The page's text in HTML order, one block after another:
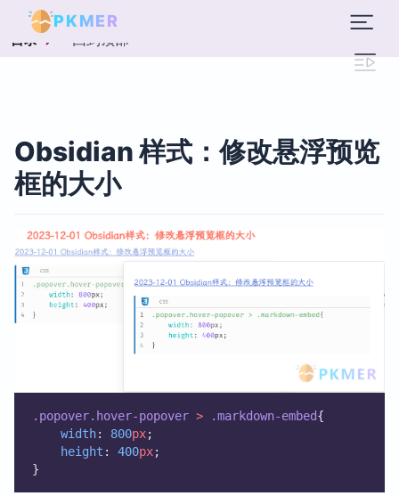
PKMER
目录 回到顶部
Obsidian 样式：修改悬浮预览
框的大小
.popover.hover-popover > .markdown-embed{
width: 800px;
height : 400px;
}